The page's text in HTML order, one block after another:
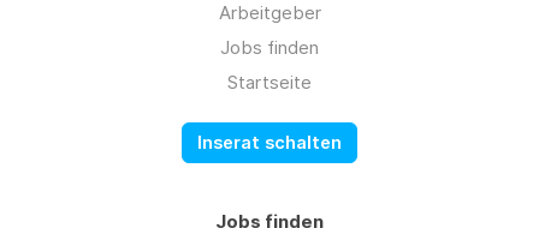
Arbeitgeber
Jobs finden
Startseite
Inserat schalten
Jobs finden